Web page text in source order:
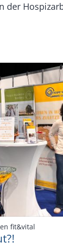
der
fit&vital